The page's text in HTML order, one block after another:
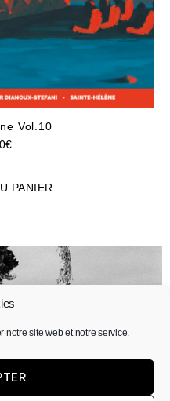
notre site web et notre service.
Vol.10
€
PANIER